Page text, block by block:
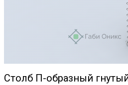
Столб П-образный